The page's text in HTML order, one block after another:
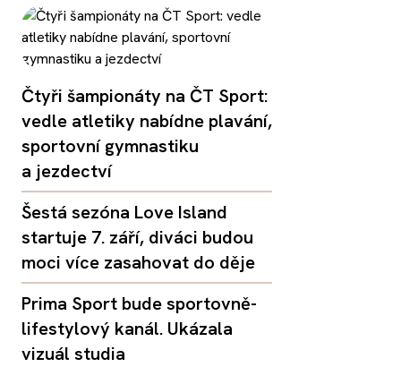
Čtyři šampionáty na ČT Sport:
vedle atletiky nabídne plavání,
sportovní gymnastiku
a jezdectví
Šestá sezóna Love Island
startuje 7. září, diváci budou
moci více zasahovat do děje
Prima Sport bude sportovně-
lifestylový kanál. Ukázala
vizuál studia